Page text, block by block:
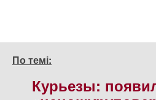
По темі:
Курьезы: